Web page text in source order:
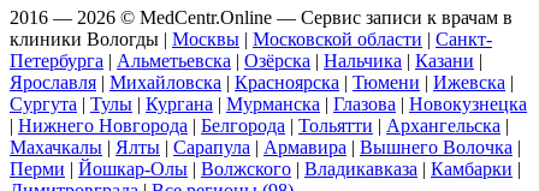
2016 — 2026 © MedCentr.Online — Сервис записи к врачам в
клиники Вологды | Москвы | Московской области | Санкт-
Петербурга | Альметьевска | Озёрска | Нальчика | Казани |
Ярославля | Михайловска | Красноярска | Тюмени | Ижевска |
Сургута | Тулы | Кургана | Мурманска | Глазова | Новокузнецка
| Нижнего Новгорода | Белгорода | Тольятти | Архангельска |
Махачкалы | Ялты | Сарапула | Армавира | Вышнего Волочка |
Перми | Йошкар-Олы | Волжского | Владикавказа | Камбарки |